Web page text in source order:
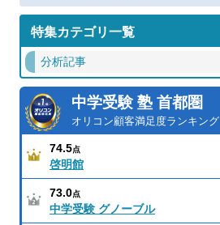
特集カテゴリ一覧
分析記事
中学受験 塾 首都圏
オリコン顧客満足度ランキング
74.5点
啓明館
73.0点
中学受験 グノーブル